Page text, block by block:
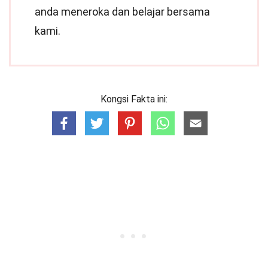
anda meneroka dan belajar bersama
kami.
Kongsi Fakta ini: